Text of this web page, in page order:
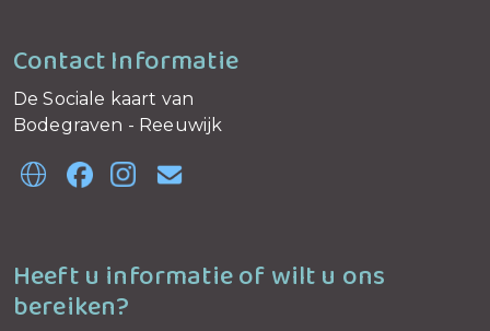
Contact Informatie
De Sociale kaart van
Bodegraven - Reeuwijk
Heeft u informatie of wilt u ons
bereiken?